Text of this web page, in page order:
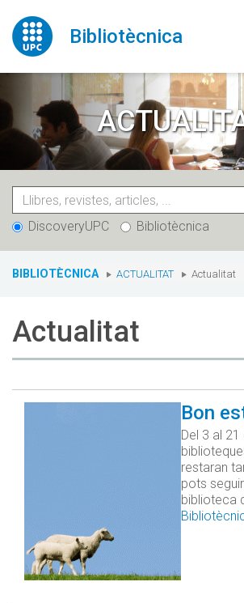
contingut
Bibliotècnica
DiscoveryUPC Bibliotècnica
You
BIBLIOTÈCNICA ACTUALITAT Actualitat
Actualitat
Bon
Del 3 al
restaran
pots
biblioteca